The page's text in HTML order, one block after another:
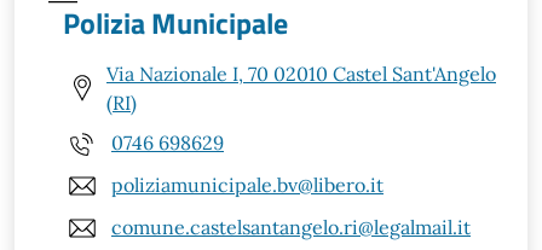
Polizia Municipale
Via Nazionale I, 70 02010 Castel Sant'Angelo
(RI)
0746 698629
poliziamunicipale.bv@libero.it
comune.castelsantangelo.ri@legalmail.it